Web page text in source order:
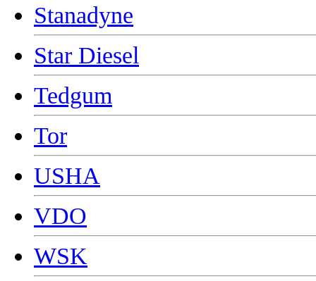
Stanadyne
Star Diesel
Tedgum
Tor
USHA
VDO
WSK